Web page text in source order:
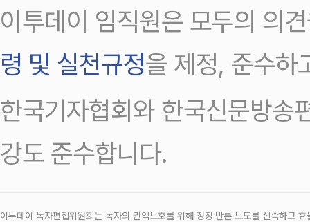
이투데이 임직원은 모두의 의
령 및 실천규정을 제정, 준수하
한국기자협회와 한국신문방송
강도 준수합니다.
이투데이 독자편집위원회는 독자의 권익보호를 위해 정정‧반론 보도를 신속하고